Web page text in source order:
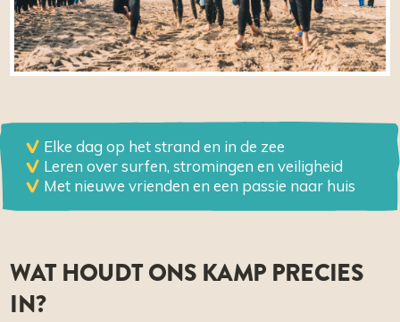
Elke dag op het strand en in de zee
Leren over surfen, stromingen en veiligheid
Met nieuwe vrienden en een passie naar huis
WAT HOUDT ONS KAMP PRECIES
IN?